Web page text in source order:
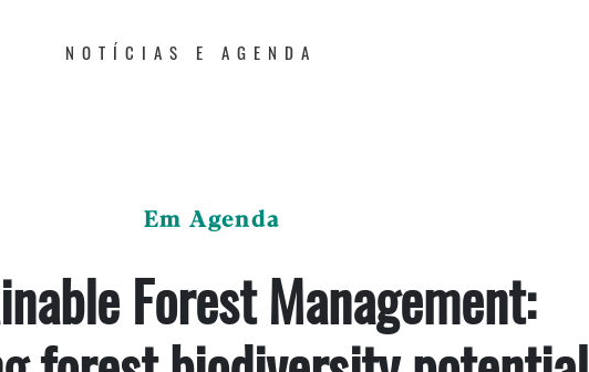
NOTÍCIAS E AGENDA
Em Agenda
Forest Management: